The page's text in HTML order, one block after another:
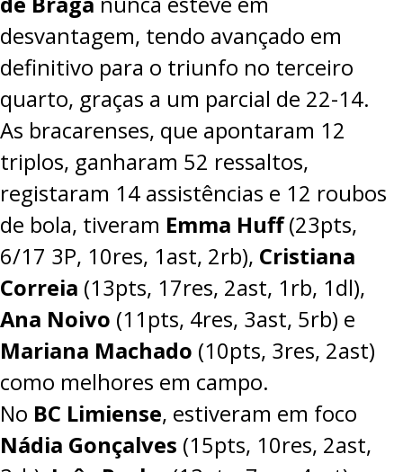
desvantagem, tendo avançado em
definitivo para o triunfo no terceiro
quarto, graças a um parcial de 22-14.
As bracarenses, que apontaram 12
triplos, ganharam 52 ressaltos,
registaram 14 assistências e 12 roubos
de bola, tiveram Emma Huff(23pts,
6/17 3P, 10res, 1ast, 2rb), Cristiana
Correia (13pts, 17res, 2ast, 1rb, 1dl),
Ana Noivo (11pts, 4res, 3ast, 5rb) e
Mariana Machado (10pts, 3res, 2ast)
como melhores em campo.
No BC Limiense, estiveram em foco
Nádia Gonçalves (15pts, 10res, 2ast,